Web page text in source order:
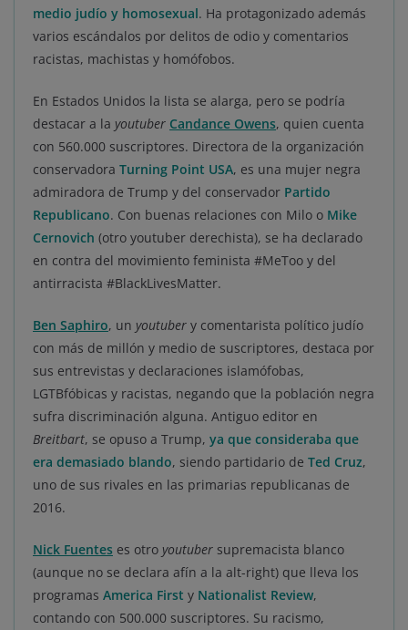
medio judío y homosexual. Ha protagonizado además
varios escándalos por delitos de odio y comentarios
racistas, machistas y homófobos.
En Estados Unidos la lista se alarga, pero se podría
destacar a la youtuber Candance Owens, quien cuenta
con 560.000 suscriptores. Directora de la organización
conservadora Turning Point USA, es una mujer negra
admiradora de Trump y del conservador Partido
Republicano. Con buenas relaciones con Milo o Mike
Cernovich (otro youtuber derechista), se ha declarado
en contra del movimiento feminista #MeToo y del
antirracista #BlackLivesMatter.
Ben Saphiro, un youtuber y comentarista político judío
con más de millón y medio de suscriptores, destaca por
sus entrevistas y declaraciones islamófobas,
LGTBfóbicas y racistas, negando que la población negra
sufra discriminación alguna. Antiguo editor en
Breitbart, se opuso a Trump, ya que consideraba que
era demasiado blando, siendo partidario de Ted Cruz,
uno de sus rivales en las primarias republicanas de
2016.
Nick Fuentes es otro youtuber supremacista blanco
(aunque no se declara afín a la alt-right) que lleva los
programas America First y Nationalist Review,
contando con 500.000 suscriptores. Su racismo,